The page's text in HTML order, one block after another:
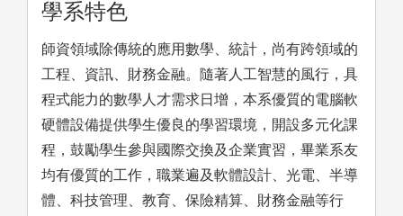
學系特色
師資領域除傳統的應用數學、統計，尚有跨領域的
工程、資訊、財務金融。隨著人工智慧的風行，具
程式能力的數學人才需求日增，本系優質的電腦軟
硬體設備提供學生優良的學習環境，開設多元化課
程，鼓勵學生參與國際交換及企業實習，畢業系友
均有優質的工作，職業遍及軟體設計、光電、半導
體、科技管理、教育、保險精算、財務金融等行